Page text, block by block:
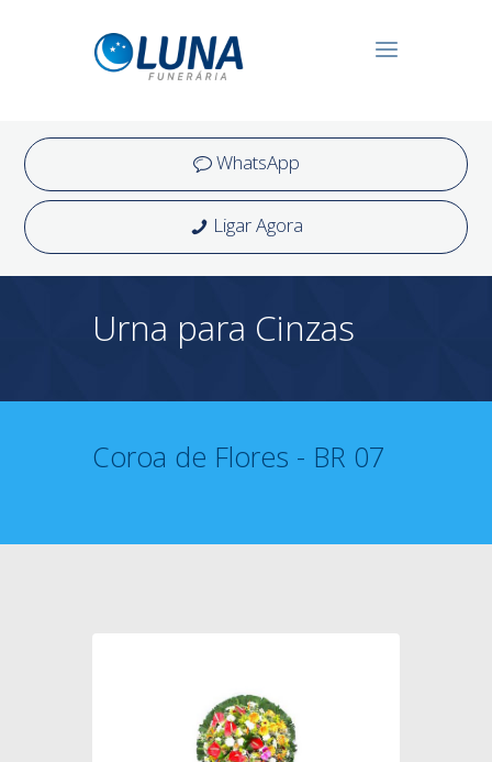
WhatsApp
Ligar Agora
Urna para Cinzas
Coroa de Flores - BR 07